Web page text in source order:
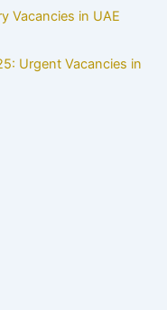
Vacancies in UAE
Urgent Vacancies in